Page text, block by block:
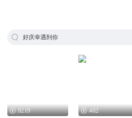
好庆幸遇到你
9219 402